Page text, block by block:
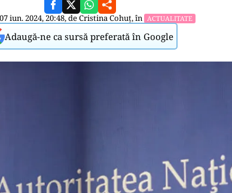
iun. 2024, 20:48, deCristina Cohuț, în ACTUALITATE
Adaugă-ne ca sursă preferată în Google